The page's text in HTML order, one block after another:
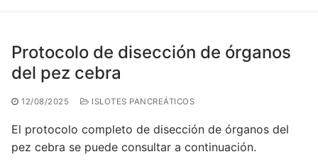
Protocolo de disección de órganos
del pez cebra
12/08/2025 ISLOTES PANCREÁTICOS
El protocolo completo de disección de órganos del
pez cebra se puede consultar a continuación.